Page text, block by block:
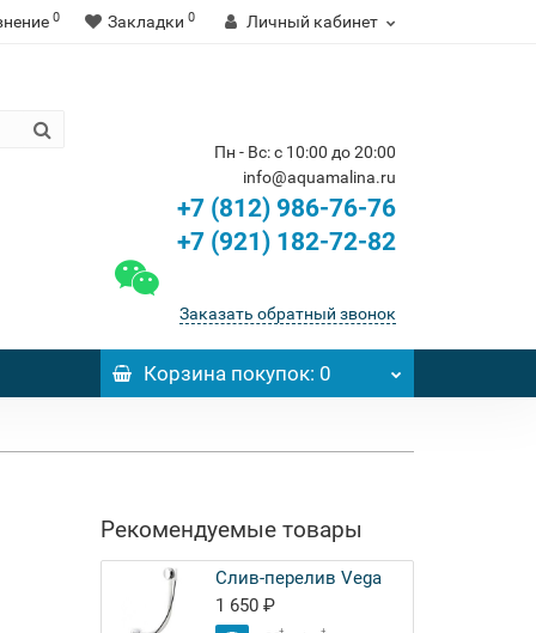
0 Закладки 0 Личный кабинет
Пн - Вс: с 10:00 до 20:00
info@aquamalina.ru
+7 (812) 986-76-76
+7 (921) 182-72-82
Заказать обратный звонок
Корзинапокупок: 0
Рекомендуемые товары
Слив-перелив Vega
1 650 ₽